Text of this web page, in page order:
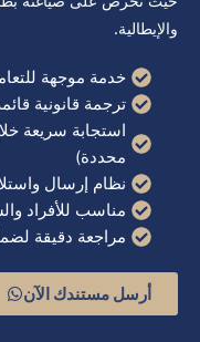
والإيطالية.
خدمة موجهة
ترجمة قانونية
استجابة سريعة
محددة)
نظام إرسال
مناسب للأفراد
مراجعة دقيقة
أرسل مستندك الآن